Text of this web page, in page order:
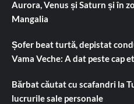
Aurora, Venus și Saturn și în
Mangalia
Șofer beat turtă, depistat
Vama Veche: A dat peste cap
Bărbat căutat cu scafandri la
lucrurile sale personale